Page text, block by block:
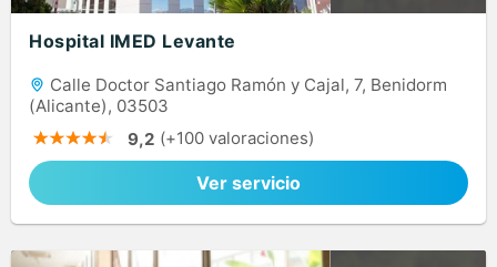
Hospital IMED Levante
Calle Doctor Santiago Ramón y Cajal, 7, Benidorm
(Alicante), 03503
9,2 (+100 valoraciones)
Ver servicio